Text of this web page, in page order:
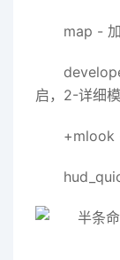
map -
启，2-详细模
+mlook